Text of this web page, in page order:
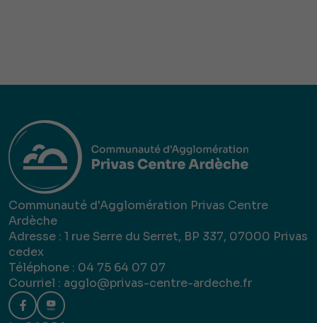
Communauté d'Agglomération Privas Centre
Ardèche
Adresse : 1 rue Serre du Serret, BP 337, 07000 Privas
cedex
Téléphone : 04 75 64 07 07
Courriel : agglo@privas-centre-ardeche.fr